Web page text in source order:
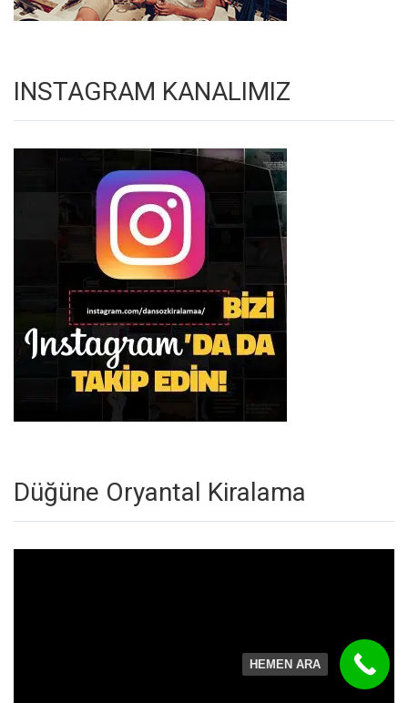
INSTAGRAM KANALIMIZ
Düğüne Oryantal Kiralama
HEMEN ARA